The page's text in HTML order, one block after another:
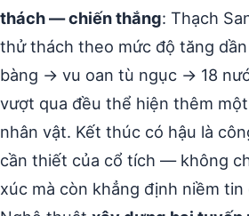
thách — chiến thắng: Thạch
thử thách theo mức độ tăng
bàng → vu oan tù ngục → 18
vượt qua đều thể hiện thêm
nhân vật. Kết thúc có hậu là
cần thiết của cổ tích — không
xúc mà còn khẳng định niềm tin